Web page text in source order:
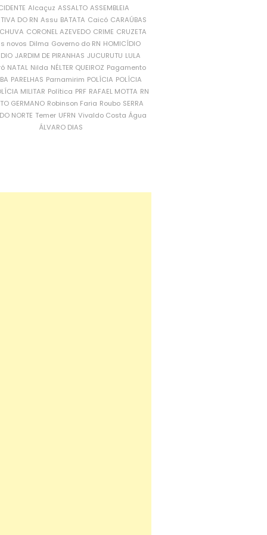
Alcaçuz ASSALTO ASSEMBLEIA
DO RN Assu BATATA Caicó CARAÚBAS
CORONEL AZEVEDO CRIME CRUZETA
novos Dilma Governo do RN HOMICÍDIO
JARDIM DE PIRANHAS JUCURUTU LULA
NATAL Nilda NÉLTER QUEIROZ Pagamento
PARELHAS Parnamirim POLÍCIA POLÍCIA
MILITAR Política PRF RAFAEL MOTTA RN
GERMANO Robinson Faria Roubo SERRA
NORTE Temer UFRN Vivaldo Costa Água
ÁLVARO DIAS